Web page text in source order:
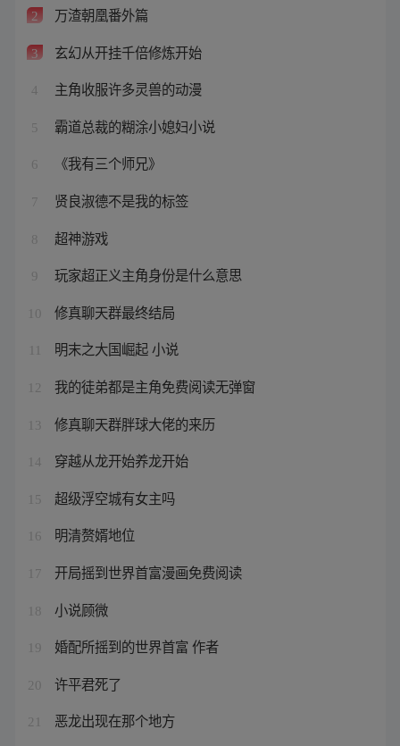
2 万渣朝凰番外篇
3 玄幻从开挂千倍修炼开始
4 主角收服许多灵兽的动漫
5 霸道总裁的糊涂小媳妇小说
6 《我有三个师兄》
7 贤良淑德不是我的标签
8 超神游戏
9 玩家超正义主角身份是什么意思
10 修真聊天群最终结局
明末之大国崛起 小说
12 我的徒弟都是主角免费阅读无弹窗
13 修真聊天群胖球大佬的来历
14 穿越从龙开始养龙开始
15 超级浮空城有女主吗
16 明清赘婿地位
17 开局摇到世界首富漫画免费阅读
18 小说顾微
19 婚配所摇到的世界首富 作者
20 许平君死了
21 恶龙出现在那个地方